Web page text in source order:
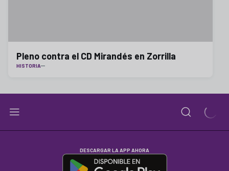
Pleno contra el CD Mirandés en Zorrilla
HISTORIA
DESCARGAR LA APP AHORA